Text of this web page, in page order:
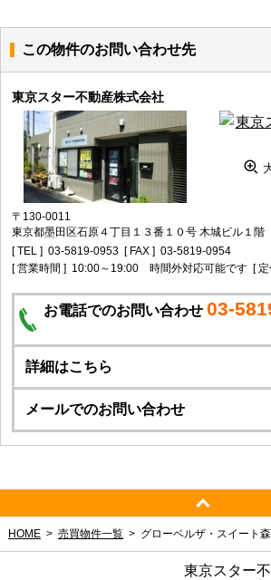
この物件のお問い合わせ先
東京スター不動産株式会社
〒130-0011
東京都墨田区石原４丁目１３番１０号 木城ビル１階
[ TEL ] 03-5819-0953 [ FAX ] 03-5819-0954
[ 営業時間 ] 10:00～19:00 時間外対応可能です [
お電話でのお問い合わせ 03-
詳細はこちら
メールでのお問い合わせ
HOME 売買物件一覧 グローベルザ・スイート
東京スター